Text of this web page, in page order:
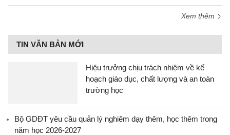
Xem thêm
TIN VĂN BẢN MỚI
Hiệu trưởng chịu trách nhiệm về kế
hoạch giáo dục, chất lượng và an toàn
trường học
Bộ GDĐT yêu cầu quản lý nghiêm dạy thêm, học thêm trong
năm học 2026-2027